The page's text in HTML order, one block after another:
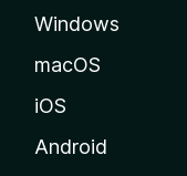
Windows
macOS
iOS
Android